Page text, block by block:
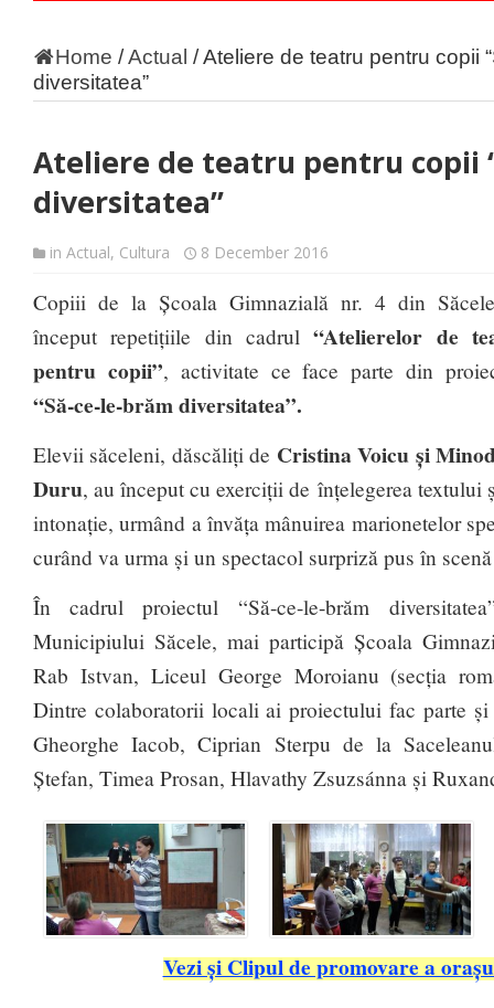
Home /Actual /Ateliere de teatru pentru copii
diversitatea”
Ateliere de teatru pentru copii
diversitatea”
in Actual, Cultura 8 December 2016
Copiii de la Școala Gimnazială nr. 4 din
început repetițiile din cadrul“Atelierelor de
pentru copii”, activitate ce face parte din
“Să-ce-le-brăm diversitatea”.
Elevii săceleni, dăscăliți de Cristina Voicu și
Duru, au început cu exerciții de înțelegerea textului
intonație, urmând a învăța mânuirea marionetelor
curând va urma și un spectacol surpriză pus în
În cadrul proiectul “Să-ce-le-brăm
Municipiului Săcele, mai participă Școala
Rab Istvan, Liceul George Moroianu (secția
Dintre colaboratorii locali ai proiectului fac parte
Gheorghe Iacob, Ciprian Sterpu de la
Ștefan, Timea Prosan, Hlavathy Zsuzsánna și
Vezi și Clipul de promovare a